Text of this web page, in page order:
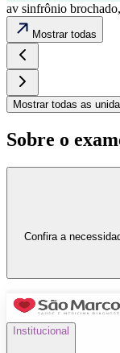
av sinfrônio
Mostrar todas
Mostrar todas as
Sobre o
Confira a
Institucional